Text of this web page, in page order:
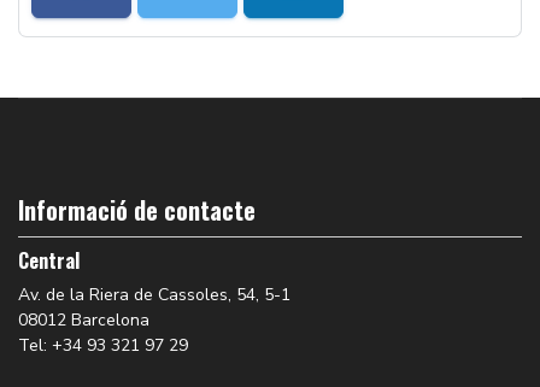
Informació de contacte
Central
Av. de la Riera de Cassoles, 54, 5-1
08012 Barcelona
Tel: +34 93 321 97 29